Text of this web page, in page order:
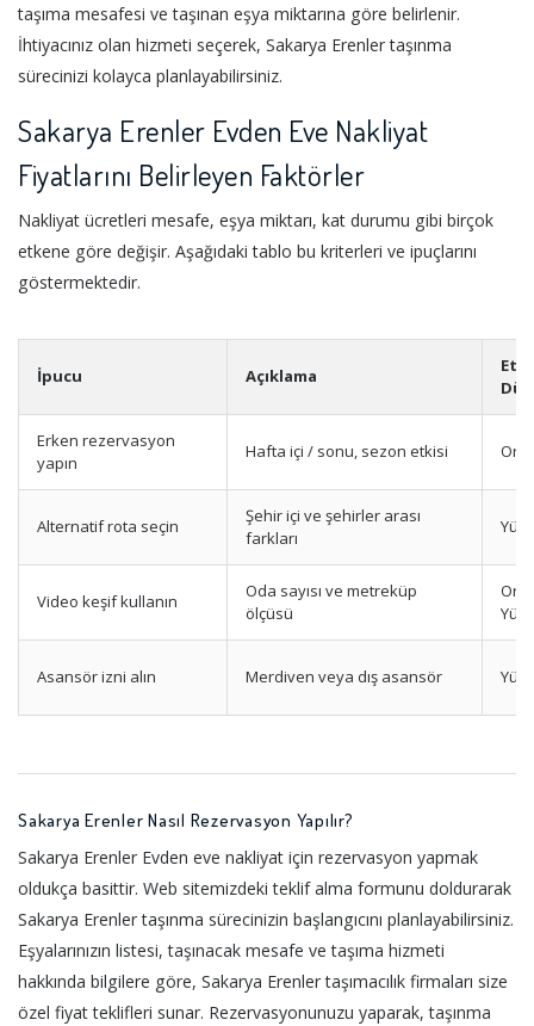
taşıma mesafesi ve taşınan eşya miktarına göre belirlenir.
İhtiyacınız olan hizmeti seçerek, Sakarya Erenler taşınma
sürecinizi kolayca planlayabilirsiniz.
Sakarya Erenler Evden Eve Nakliyat
Fiyatlarını Belirleyen Faktörler
Nakliyat ücretleri mesafe, eşya miktarı, kat durumu gibi birçok
etkene göre değişir. Aşağıdaki tablo bu kriterleri ve ipuçlarını
göstermektedir.
İpucu Açıklama
Etki
Erken rezervasyon
yapın
Hafta içi / sonu, sezon etkisi Orta
Alternatif rota seçin
Şehir içi ve şehirler arası
farkları
Video keşif kullanın
Oda sayısı ve metreküp
ölçüsü
Asansör izni alın Merdiven veya dış asansör
Sakarya Erenler Nasıl Rezervasyon Yapılır?
Sakarya Erenler Evden eve nakliyat için rezervasyon yapmak
oldukça basittir. Web sitemizdeki teklif alma formunu doldurarak
Sakarya Erenler taşınma sürecinizin başlangıcını planlayabilirsiniz.
Eşyalarınızın listesi, taşınacak mesafe ve taşıma hizmeti
hakkında bilgilere göre, Sakarya Erenler taşımacılık firmaları size
özel fiyat teklifleri sunar. Rezervasyonunuzu yaparak, taşınma